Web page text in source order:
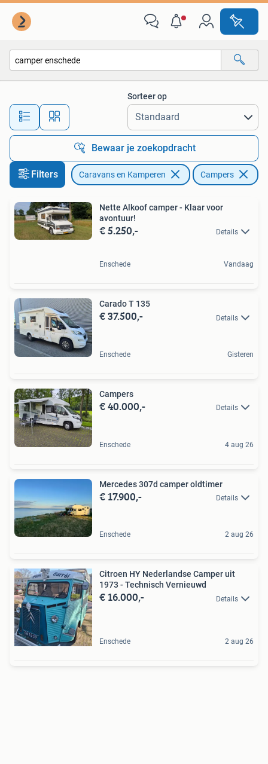
Alle afstanden…
Sorteer op
Bewaar je zoekopdracht
Filters Caravans en Kamperen Campers
Nette Alkoof camper - Klaar voor
avontuur!
€ 5.250,- Details
Enschede Vandaag
Carado T 135
€ 37.500,- Details
Enschede Gisteren
Campers
€ 40.000,- Details
Enschede 4 aug 26
Mercedes 307d camper oldtimer
€ 17.900,- Details
Enschede 2 aug 26
Citroen HY Nederlandse Camper uit
1973 - Technisch Vernieuwd
€ 16.000,- Details
Enschede 2 aug 26